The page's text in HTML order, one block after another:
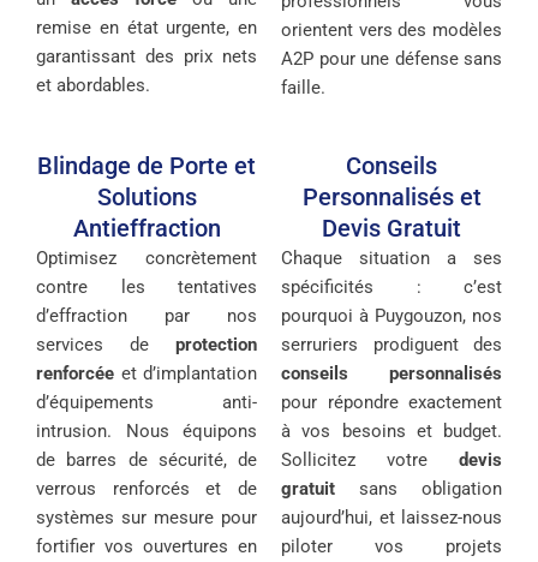
remise en état urgente, en
garantissant des prix nets
et abordables.
orientent vers des modèles
A2P pour une défense sans
faille.
Blindage de Porte et
Solutions
Antieffraction
Optimisez concrètement
contre les tentatives
d’effraction par nos
services de protection
renforcée et d’implantation
d’équipements anti-
intrusion. Nous équipons
de barres de sécurité, de
verrous renforcés et de
systèmes sur mesure pour
fortifier vos ouvertures en
Conseils
Personnalisés et
Devis Gratuit
Chaque situation a ses
spécificités : c’est
pourquoi à Puygouzon, nos
serruriers prodiguent des
conseils personnalisés
pour répondre exactement
à vos besoins et budget.
Sollicitez votre devis
gratuit sans obligation
aujourd’hui, et laissez-nous
piloter vos projets